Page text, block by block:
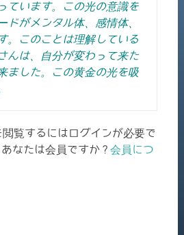
ています。この光の意識を
ドがメンタル体、感情体、
。このことは理解している
んは、自分が変わって来た
ました。この黄金の光を吸
覧するにはログインが必要で
. あなたは会員ですか ? 会員につ